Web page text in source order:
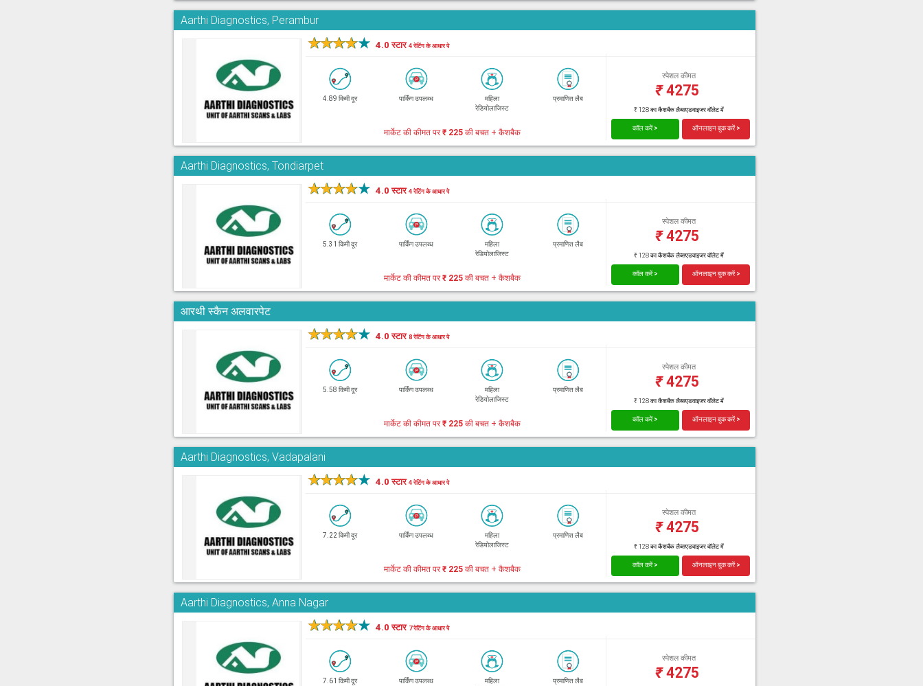
Aarthi Diagnostics, Perambur
★★★★★ 4.0 स्टार4 रेटिंग के आधार पे
4.89 किमी दूर पार्किंग उपलब्ध
महिला
रेडियोलाजिस्ट
प्रमाणित लैब
स्पेशल कीमत
₹4275
₹ 128 का कैशबैक लैब्सएडवाइजर वॉलेट में
मार्केट की कीमत पर₹ 225 की बचत + कैशबैक कॉल करें > ऑनलाइन बुक करें >
Aarthi Diagnostics, Tondiarpet
★★★★★ 4.0 स्टार4 रेटिंग के आधार पे
5.31 किमी दूर पार्किंग उपलब्ध
महिला
रेडियोलाजिस्ट
प्रमाणित लैब
स्पेशल कीमत
₹4275
₹ 128 का कैशबैक लैब्सएडवाइजर वॉलेट में
मार्केट की कीमत पर₹ 225 की बचत + कैशबैक कॉल करें > ऑनलाइन बुक करें >
आरथी स्कैन अलवारपेट
★★★★★ 4.0 स्टार8 रेटिंग के आधार पे
5.58 किमी दूर पार्किंग उपलब्ध
महिला
रेडियोलाजिस्ट
प्रमाणित लैब
स्पेशल कीमत
₹4275
₹ 128 का कैशबैक लैब्सएडवाइजर वॉलेट में
मार्केट की कीमत पर₹ 225 की बचत + कैशबैक कॉल करें > ऑनलाइन बुक करें >
Aarthi Diagnostics, Vadapalani
★★★★★ 4.0 स्टार4 रेटिंग के आधार पे
7.22 किमी दूर पार्किंग उपलब्ध
महिला
रेडियोलाजिस्ट
प्रमाणित लैब
स्पेशल कीमत
₹4275
₹ 128 का कैशबैक लैब्सएडवाइजर वॉलेट में
मार्केट की कीमत पर₹ 225 की बचत + कैशबैक कॉल करें > ऑनलाइन बुक करें >
Aarthi Diagnostics, Anna Nagar
★★★★★ 4.0 स्टार 7 रेटिंग के आधार पे
7.61 किमी दूर पार्किंग उपलब्ध
महिला
प्रमाणित लैब
स्पेशल कीमत
₹4275